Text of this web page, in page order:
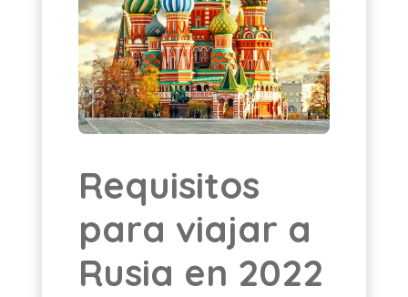
Requisitos
para viajar a
Rusia en 2022